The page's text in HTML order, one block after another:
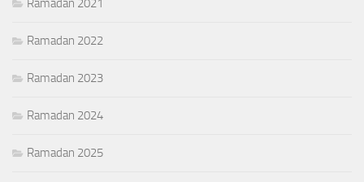
Ramadan 2021
Ramadan 2022
Ramadan 2023
Ramadan 2024
Ramadan 2025